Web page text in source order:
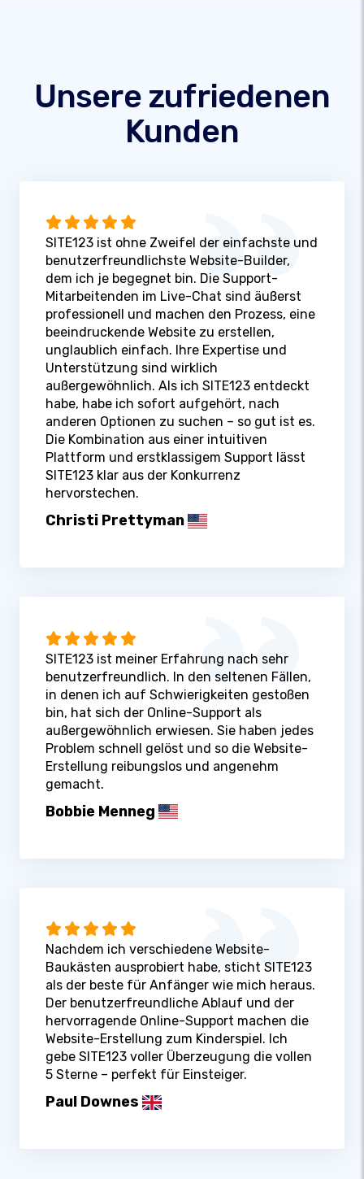
Unsere zufriedenen
Kunden
SITE123 ist ohne Zweifel der einfachste und
benutzerfreundlichste Website-Builder,
dem ich je begegnet bin. Die Support-
Mitarbeitenden im Live-Chat sind äußerst
professionell und machen den Prozess, eine
beeindruckende Website zu erstellen,
unglaublich einfach. Ihre Expertise und
Unterstützung sind wirklich
außergewöhnlich. Als ich SITE123 entdeckt
habe, habe ich sofort aufgehört, nach
anderen Optionen zu suchen – so gut ist es.
Die Kombination aus einer intuitiven
Plattform und erstklassigem Support lässt
SITE123 klar aus der Konkurrenz
hervorstechen.
Christi Prettyman
SITE123 ist meiner Erfahrung nach sehr
benutzerfreundlich. In den seltenen Fällen,
in denen ich auf Schwierigkeiten gestoßen
bin, hat sich der Online-Support als
außergewöhnlich erwiesen. Sie haben jedes
Problem schnell gelöst und so die Website-
Erstellung reibungslos und angenehm
gemacht.
Bobbie Menneg
Nachdem ich verschiedene Website-
Baukästen ausprobiert habe, sticht SITE123
als der beste für Anfänger wie mich heraus.
Der benutzerfreundliche Ablauf und der
hervorragende Online-Support machen die
Website-Erstellung zum Kinderspiel. Ich
gebe SITE123 voller Überzeugung die vollen
5 Sterne – perfekt für Einsteiger.
Paul Downes